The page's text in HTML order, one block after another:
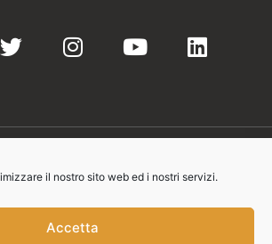
il nostro sito web ed i nostri servizi.
Accetta
2023 Movimento 5 Stelle